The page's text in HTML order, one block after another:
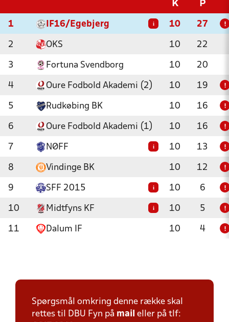
K P
1 IF16/Egebjerg i 10 27 !
2 OKS 10 22
3 Fortuna Svendborg 10 20
4 Oure Fodbold Akademi (2) 10 19 !
5 Rudkøbing BK 10 16 !
6 Oure Fodbold Akademi (1) 10 16 !
7 NØFF i 10 13 !
8 Vindinge BK 10 12 !
9 SFF 2015 i 10 6 !
10 Midtfyns KF i 10 5 !
11 Dalum IF 10 4 !
Spørgsmål omkring denne række skal
rettes til DBU Fyn på mail eller på tlf: